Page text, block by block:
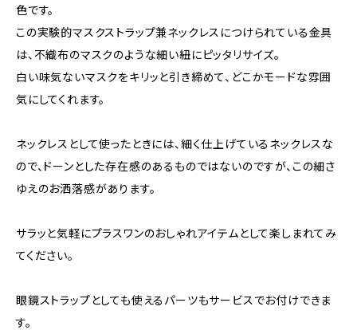
色です。
この実験的マスクストラップ兼ネックレスにつけられている金具
は、不織布のマスクのような細い紐にピッタリサイズ。
白い味気ないマスクをキリッと引き締めて、どこかモードな雰囲
気にしてくれます。
ネックレスとして使ったときには、細く仕上げているネックレスな
ので、ドーンとした存在感のあるものではないのですが、この細さ
ゆえのお洒落感があります。
サラッと気軽にプラスワンのおしゃれアイテムとして楽しまれてみ
てください。
眼鏡ストラップとしても使えるパーツもサービスでお付けできま
す。